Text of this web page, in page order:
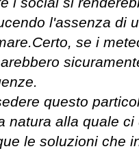
l'assenza di
Certo, se i
questo
natura alla quale
le soluzioni che